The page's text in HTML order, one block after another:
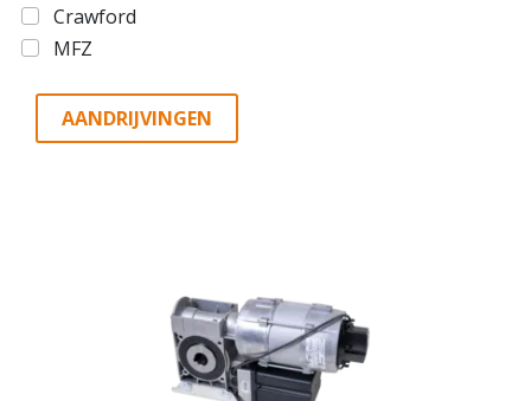
Crawford
MFZ
AANDRIJVINGEN